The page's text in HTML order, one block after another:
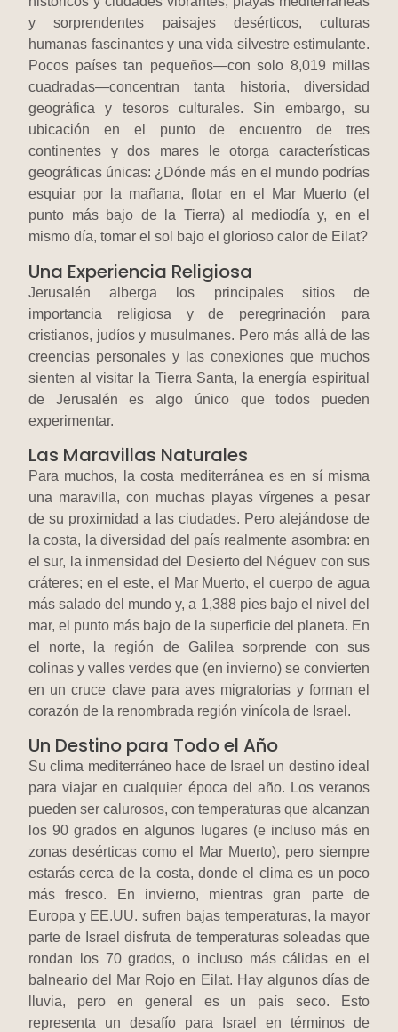
y sorprendentes paisajes desérticos, culturas
humanas fascinantes y una vida silvestre estimulante.
Pocos países tan pequeños—con solo 8,019 millas
cuadradas—concentran tanta historia, diversidad
geográfica y tesoros culturales. Sin embargo, su
ubicación en el punto de encuentro de tres
continentes y dos mares le otorga características
geográficas únicas: ¿Dónde más en el mundo podrías
esquiar por la mañana, flotar en el Mar Muerto (el
punto más bajo de la Tierra) al mediodía y, en el
mismo día, tomar el sol bajo el glorioso calor de Eilat?
Una Experiencia Religiosa
Jerusalén alberga los principales sitios de
importancia religiosa y de peregrinación para
cristianos, judíos y musulmanes. Pero más allá de las
creencias personales y las conexiones que muchos
sienten al visitar la Tierra Santa, la energía espiritual
de Jerusalén es algo único que todos pueden
experimentar.
Las Maravillas Naturales
Para muchos, la costa mediterránea es en sí misma
una maravilla, con muchas playas vírgenes a pesar
de su proximidad a las ciudades. Pero alejándose de
la costa, la diversidad del país realmente asombra: en
el sur, la inmensidad del Desierto del Néguev con sus
cráteres; en el este, el Mar Muerto, el cuerpo de agua
más salado del mundo y, a 1,388 pies bajo el nivel del
mar, el punto más bajo de la superficie del planeta. En
el norte, la región de Galilea sorprende con sus
colinas y valles verdes que (en invierno) se convierten
en un cruce clave para aves migratorias y forman el
corazón de la renombrada región vinícola de Israel.
Un Destino para Todo el Año
Su clima mediterráneo hace de Israel un destino ideal
para viajar en cualquier época del año. Los veranos
pueden ser calurosos, con temperaturas que alcanzan
los 90 grados en algunos lugares (e incluso más en
zonas desérticas como el Mar Muerto), pero siempre
estarás cerca de la costa, donde el clima es un poco
más fresco. En invierno, mientras gran parte de
Europa y EE.UU. sufren bajas temperaturas, la mayor
parte de Israel disfruta de temperaturas soleadas que
rondan los 70 grados, o incluso más cálidas en el
balneario del Mar Rojo en Eilat. Hay algunos días de
lluvia, pero en general es un país seco. Esto
representa un desafío para Israel en términos de